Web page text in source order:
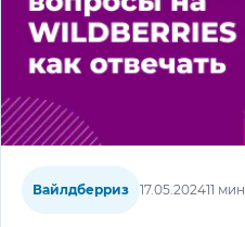
Вайлдберриз 17.05.202411 мин